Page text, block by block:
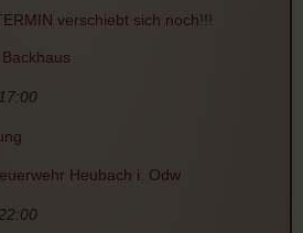
verschiebt sich noch!!!
Heubach i. Odw
22:00